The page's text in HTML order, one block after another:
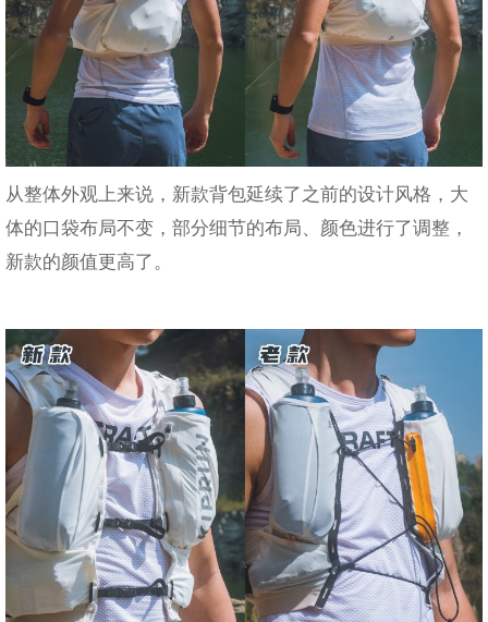
从整体外观上来说，新款背包延续了之前的设计风格，大
体的口袋布局不变，部分细节的布局、颜色进行了调整，
新款的颜值更高了。